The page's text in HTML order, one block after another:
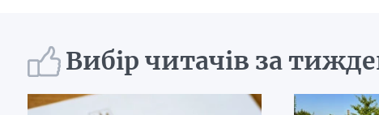
Вибір читачів за